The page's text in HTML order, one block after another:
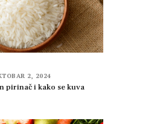
2, 2024
pirinač i kako se kuva